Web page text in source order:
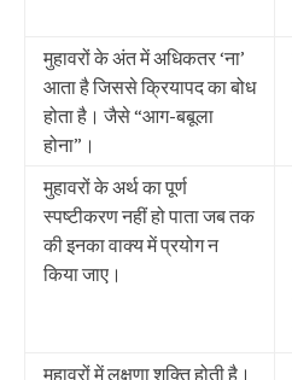
मुहावरों के अंत में अधिकतर ‘ना’
आता है जिससे क्रियापद का बोध
होता है। जैसे “आग-बबूला
होना”।
मुहावरों के अर्थ का पूर्ण
स्पष्टीकरण नहीं हो पाता जब तक
की इनका वाक्य में प्रयोग न
किया जाए।
मुहावरों में लक्षणा शक्ति होती है।